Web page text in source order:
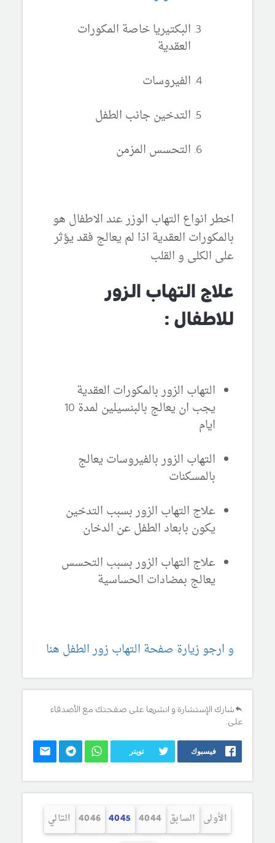
البكتيريا خاصة المكورات
العقدية
الفيروسات
التدخين جانب الطفل
التحسس المزمن
اخطر انواع التهاب الوزر عند الاطفال هو
بالمكورات العقدية اذا لم يعالج فقد يؤثر
على الكلى و القلب
علاج التهاب الزور
للاطفال :
التهاب الزور بالمكورات العقدية
يجب ان يعالج بالبنسيلين لمدة 10
ايام
التهاب الزور بالفيروسات يعالج
بالمسكنات
علاج التهاب الزور بسبب التدخين
يكون بابعاد الطفل عن الدخان
علاج التهاب الزور بسبب التحسس
يعالج بمضادات الحساسية
و ارجو زيارة صفحة التهاب زور الطفل هنا
شارك الإستشارة و انشرها على صفحتك مع الأصدقاء
على:
فيسبوك تويتر
الأولى السابق 4044
4045
4046 التالي